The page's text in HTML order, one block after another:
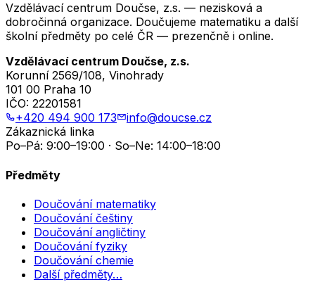
Vzdělávací centrum Doučse, z.s. — nezisková a
dobročinná organizace. Doučujeme matematiku a další
školní předměty po celé ČR — prezenčně i online.
Vzdělávací centrum Doučse, z.s.
Korunní 2569/108, Vinohrady
101 00 Praha 10
IČO: 22201581
+420 494 900 173
info@doucse.cz
Zákaznická linka
Po–Pá: 9:00–19:00 · So–Ne: 14:00–18:00
Předměty
Doučování matematiky
Doučování češtiny
Doučování angličtiny
Doučování fyziky
Doučování chemie
Další předměty…